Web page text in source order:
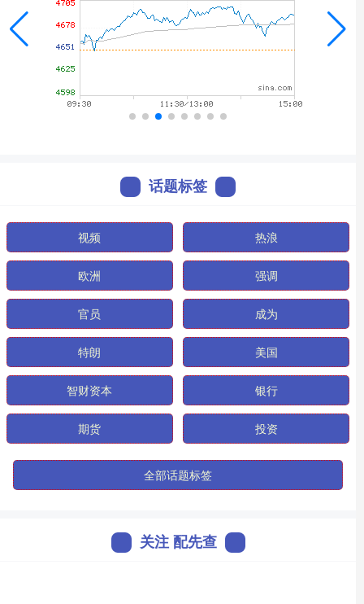
话题标签
视频 热浪
欧洲 强调
官员 成为
特朗 美国
智财资本 银行
期货 投资
全部话题标签
关注 配先查